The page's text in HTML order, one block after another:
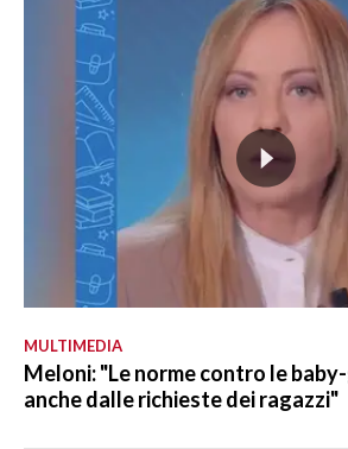
MULTIMEDIA
Meloni: "Le norme contro le
anche dalle richieste dei ragazzi"